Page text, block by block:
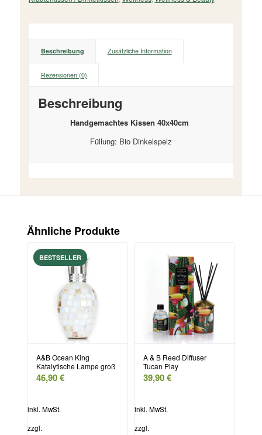
Beschreibung Zusätzliche Information
Rezensionen (0)
Beschreibung
Handgemachtes Kissen 40x40cm
Füllung: Bio Dinkelspelz
Ähnliche Produkte
A&B Ocean King
Katalytische Lampe groß
46,90€
inkl. MwSt.
zzgl.
A & B Reed Diffuser
Tucan Play
39,90€
inkl. MwSt.
zzgl.